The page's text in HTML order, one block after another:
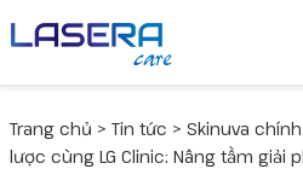
Trang chủ > Tin tức > Skinuva
lược cùng LG Clinic: Nâng tầm giải
Deuxclair
Dược mỹ phẩm
Skinuva